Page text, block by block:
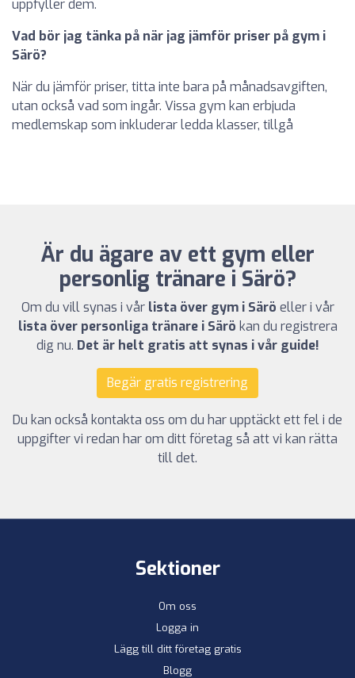
uppfyller dem.
Vad bör jag tänka på när jag jämför priser på gym i
Särö?
När du jämför priser, titta inte bara på månadsavgiften,
utan också vad som ingår. Vissa gym kan erbjuda
medlemskap som inkluderar ledda klasser, tillgå
Är du ägare av ett gym eller
personlig tränare i Särö?
Om du vill synas i vår lista över gym i Särö eller i vår
lista över personliga tränare i Särö kan du registrera
dig nu. Det är helt gratis att synas i vår guide!
Begär gratis registrering
Du kan också kontakta oss om du har upptäckt ett fel i de
uppgifter vi redan har om ditt företag så att vi kan rätta
till det.
Sektioner
Om oss
Logga in
Lägg till ditt företag gratis
Blogg